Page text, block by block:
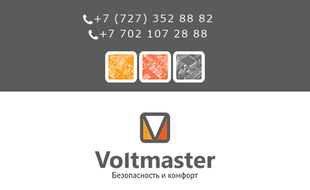
+7 (727) 352 88 82
+7 702 107 28 88